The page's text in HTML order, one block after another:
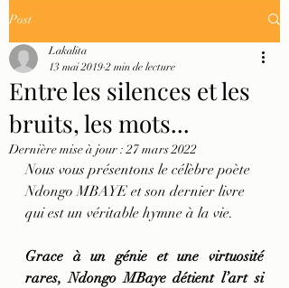
Post
Entre les silences et les
bruits, les mots...
Lakalita
13 mai 2019 2 min de lecture
Dernière mise à jour :27 mars 2022
Nous vous présentons le célèbre poète
Ndongo MBAYE et son dernier livre
qui est un véritable hymne à la vie.
Grace à un génie et une virtuosité
rares, Ndongo MBaye détient l’art si